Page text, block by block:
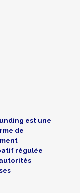
est une
de
régulée